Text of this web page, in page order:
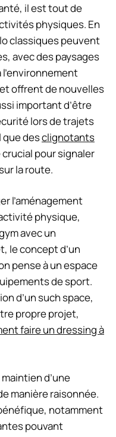
il est tout de
physiques. En
classiques peuvent
avec des paysages
offrent de nouvelles
important d’être
lors de trajets
que desclignotants
pour signaler
la route.
l’aménagement
physique,
avec un
le concept d’un
pense à un espace
de sport.
d’un such space,
propre projet,
faire un dressing à
d’une
manière raisonnée.
notamment
pouvant